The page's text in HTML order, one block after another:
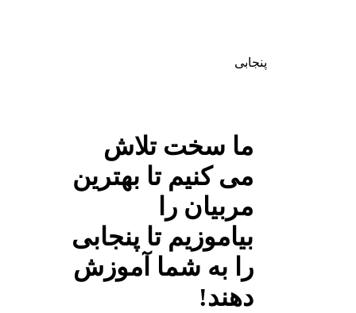
پنجابی
ما سخت تلاش
می کنیم تا بهترین
مربیان را
بیاموزیم تا پنجابی
را به شما آموزش
دهند!